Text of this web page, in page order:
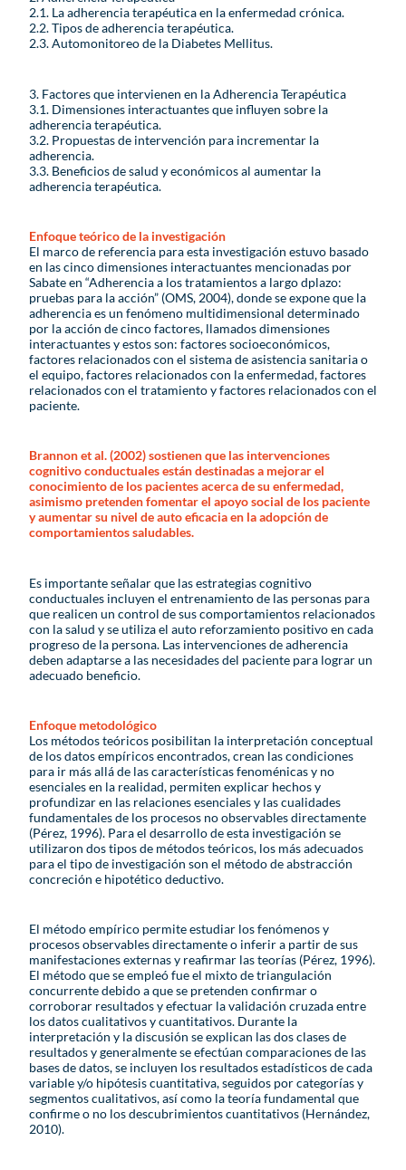
2.1. La adherencia terapéutica en la enfermedad crónica.
2.2. Tipos de adherencia terapéutica.
2.3. Automonitoreo de la Diabetes Mellitus.
3. Factores que intervienen en la Adherencia Terapéutica
3.1. Dimensiones interactuantes que influyen sobre la
adherencia terapéutica.
3.2. Propuestas de intervención para incrementar la
adherencia.
3.3. Beneficios de salud y económicos al aumentar la
adherencia terapéutica.
Enfoque teórico de la investigación
El marco de referencia para esta investigación estuvo basado
en las cinco dimensiones interactuantes mencionadas por
Sabate en “Adherencia a los tratamientos a largo dplazo:
pruebas para la acción” (OMS, 2004), donde se expone que la
adherencia es un fenómeno multidimensional determinado
por la acción de cinco factores, llamados dimensiones
interactuantes y estos son: factores socioeconómicos,
factores relacionados con el sistema de asistencia sanitaria o
el equipo, factores relacionados con la enfermedad, factores
relacionados con el tratamiento y factores relacionados con el
paciente.
Brannon et al. (2002) sostienen que las intervenciones
cognitivo conductuales están destinadas a mejorar el
conocimiento de los pacientes acerca de su enfermedad,
asimismo pretenden fomentar el apoyo social de los paciente
y aumentar su nivel de auto eficacia en la adopción de
comportamientos saludables.
Es importante señalar que las estrategias cognitivo
conductuales incluyen el entrenamiento de las personas para
que realicen un control de sus comportamientos relacionados
con la salud y se utiliza el auto reforzamiento positivo en cada
progreso de la persona. Las intervenciones de adherencia
deben adaptarse a las necesidades del paciente para lograr un
adecuado beneficio.
Enfoque metodológico
Los métodos teóricos posibilitan la interpretación conceptual
de los datos empíricos encontrados, crean las condiciones
para ir más allá de las características fenoménicas y no
esenciales en la realidad, permiten explicar hechos y
profundizar en las relaciones esenciales y las cualidades
fundamentales de los procesos no observables directamente
(Pérez, 1996). Para el desarrollo de esta investigación se
utilizaron dos tipos de métodos teóricos, los más adecuados
para el tipo de investigación son el método de abstracción
concreción e hipotético deductivo.
El método empírico permite estudiar los fenómenos y
procesos observables directamente o inferir a partir de sus
manifestaciones externas y reafirmar las teorías (Pérez, 1996).
El método que se empleó fue el mixto de triangulación
concurrente debido a que se pretenden confirmar o
corroborar resultados y efectuar la validación cruzada entre
los datos cualitativos y cuantitativos. Durante la
interpretación y la discusión se explican las dos clases de
resultados y generalmente se efectúan comparaciones de las
bases de datos, se incluyen los resultados estadísticos de cada
variable y/o hipótesis cuantitativa, seguidos por categorías y
segmentos cualitativos, así como la teoría fundamental que
confirme o no los descubrimientos cuantitativos (Hernández,
2010).